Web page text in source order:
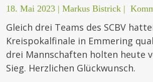
18. Mai 2023 | Markus Bistrick |
Gleich drei Teams des SCBV
Kreispokalfinale in Emmering
drei Mannschaften holten heute
Sieg. Herzlichen Glückwunsch.